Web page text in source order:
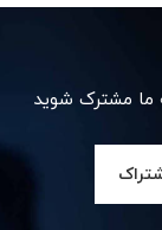
ما مشترک شوید